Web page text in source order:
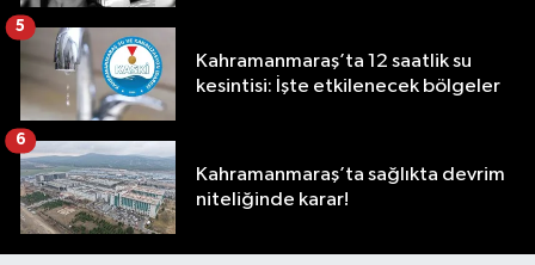
Kahramanmaraş’ta 12 saatlik su
kesintisi: İşte etkilenecek bölgeler
5
Kahramanmaraş’ta sağlıkta devrim
niteliğinde karar!
6